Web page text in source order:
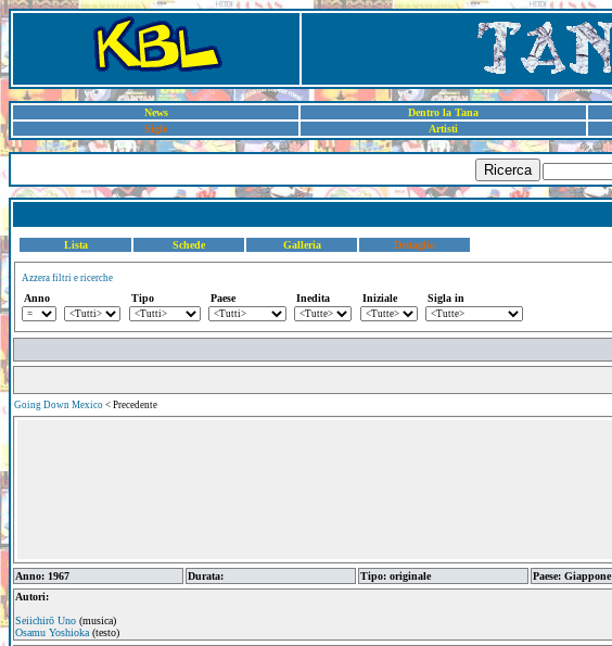
News Dentro la Tana
Sigle
Artisti
Ricerca
Lista Schede Galleria Dettaglio
Azzera filtri e ricerche
Anno Tipo Paese Inedita Iniziale Sigla in
Going Down Mexico < Precedente
Anno: 1967 Durata: Tipo: originale Paese: Giappone
Autori:
Seiichirō Uno (musica)
Osamu Yoshioka (testo)